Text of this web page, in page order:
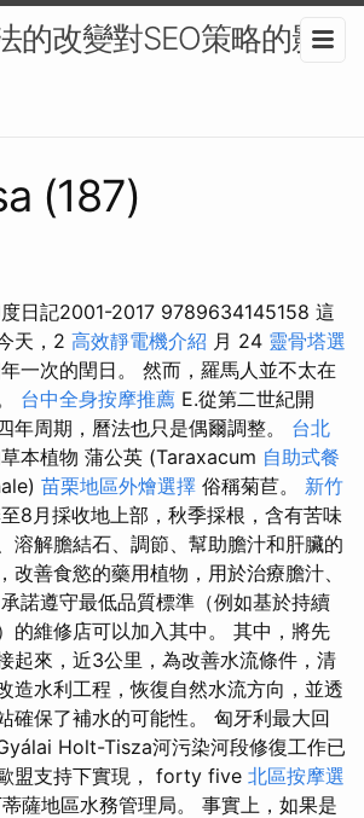
的改變對SEO策略的影
(187)
日記2001-2017 9789634145158 這
天，2 高效靜電機介紹 月 24 靈骨塔選
一次的閏日。 然而，羅馬人並不太在
台中全身按摩推薦 E.從第二世紀開
年周期，曆法也只是偶爾調整。 台北
本植物 蒲公英 (Taraxacum 自助式餐
苗栗地區外燴選擇 俗稱菊苣。 新竹
8月採收地上部，秋季採根，含有苦味
溶解膽結石、調節、幫助膽汁和肝臟的
改善食慾的藥用植物，用於治療膽汁、
諾遵守最低品質標準（例如基於持續
的維修店可以加入其中。 其中，將先
起來，近3公里，為改善水流條件，清
造水利工程，恢復自然水流方向，並透
確保了補水的可能性。 匈牙利最大回
Holt-Tisza河污染河段修復工作已
盟支持下實現， forty five 北區按摩選
薩地區水務管理局。 事實上，如果是